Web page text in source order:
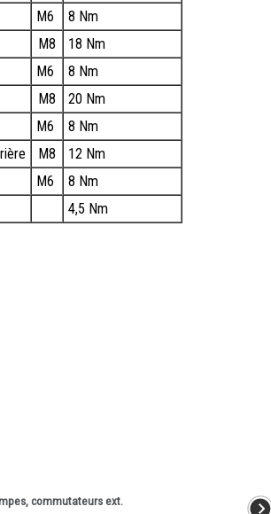
M6
8 Nm
M8
18 Nm
M6
8 Nm
M8
20 Nm
M6
8 Nm
M8
12 Nm
M6
8 Nm
4,5 Nm
commutateurs ext.